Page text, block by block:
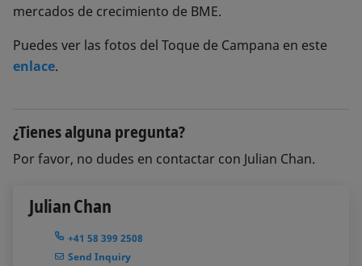
mercados de crecimiento de BME.
Puedes ver las fotos del Toque de Campana en este
enlace.
¿Tienes alguna pregunta?
Por favor, no dudes en contactar con Julian Chan.
Julian Chan
+41 58 399 2508
Send Inquiry